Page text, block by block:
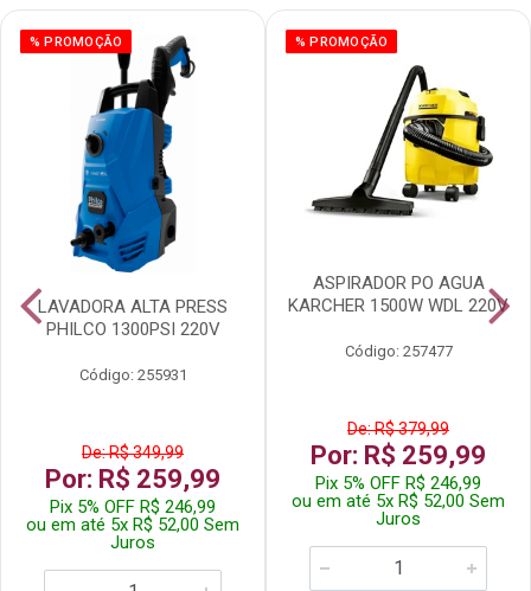
% PROMOÇÃO
LAVADORA ALTA PRESS
PHILCO 1300PSI 220V
Código: 255931
De: R$ 349,99
Por: R$ 259,99
Pix 5% OFF R$ 246,99
ou em até 5x R$ 52,00 Sem
Juros
% PROMOÇÃO
ASPIRADOR PO AGUA
KARCHER 1500W WDL 220V
Código: 257477
De: R$ 379,99
Por: R$ 259,99
Pix 5% OFF R$ 246,99
ou em até 5x R$ 52,00 Sem
Juros